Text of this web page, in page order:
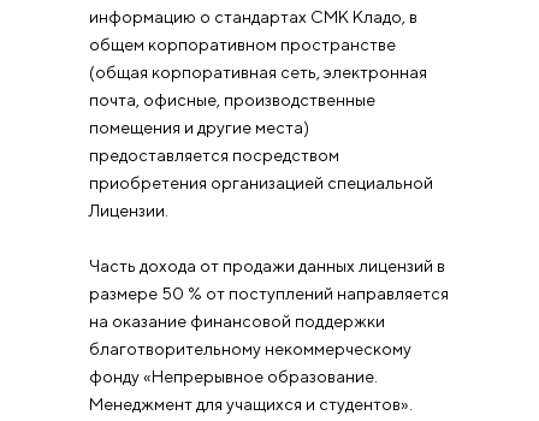
информацию о стандартах СМК Кладо, в
общем корпоративном пространстве
(общая корпоративная сеть, электронная
почта, офисные, производственные
помещения и другие места)
предоставляется посредством
приобретения организацией специальной
Лицензии.
Часть дохода от продажи данных лицензий в
размере 50 % от поступлений направляется
на оказание финансовой поддержки
благотворительному некоммерческому
фонду «Непрерывное образование.
Менеджмент для учащихся и студентов».